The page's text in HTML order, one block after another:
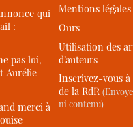
qui
:
pas lui,
Aurélie
merci à
Mentions légales
Ours
Utilisation des
d’auteurs
Inscrivez-vous
de la RdR
ni contenu)